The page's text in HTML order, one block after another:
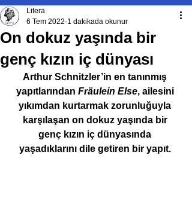
On dokuz yaşında bir
genç kızın iç dünyası
Litera
6 Tem 2022 1 dakikada okunur
Arthur Schnitzler’in en tanınmış
yapıtlarından Fräulein Else, ailesini
yıkımdan kurtarmak zorunluğuyla
karşılaşan on dokuz yaşında bir
genç kızın iç dünyasında
yaşadıklarını dile getiren bir yapıt.